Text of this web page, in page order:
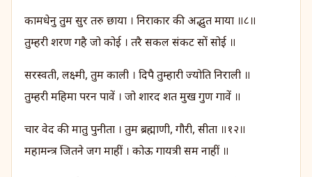
कामधेनु तुम सुर तरु छाया । निराकार की अद्भुत माया ॥८॥
तुम्हरी शरण गहै जो कोई । तरै सकल संकट सों सोई ॥
सरस्वती, लक्ष्मी, तुम काली । दिपै तुम्हारी ज्योति निराली ॥
तुम्हरी महिमा परन पावें । जो शारद शत मुख गुण गावें ॥
चार वेद की मातु पुनीता । तुम ब्रह्माणी, गौरी, सीता ॥१२॥
महामन्त्र जितने जग माहीं । कोऊ गायत्री सम नाहीं ॥